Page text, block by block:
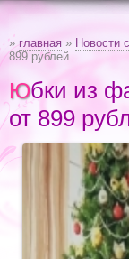
»главная » Новости
899 рублей
Юбки из фатина - шьем на заказ
от 899